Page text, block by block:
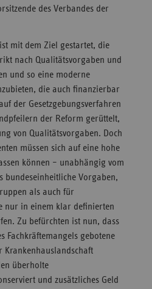
des Verbandes der
mit dem Ziel gestartet, die
nach Qualitätsvorgaben und
und so eine moderne
die auch finanzierbar
der Gesetzgebungsverfahren
der Reform gerüttelt,
von Qualitätsvorgaben. Doch
müssen sich auf eine hohe
können – unabhängig vom
bundeseinheitliche Vorgaben,
als auch für
nur in einem klar definierten
Zu befürchten ist nun, dass
Fachkräftemangels gebotene
Krankenhauslandschaft
überholte
und zusätzliches Geld